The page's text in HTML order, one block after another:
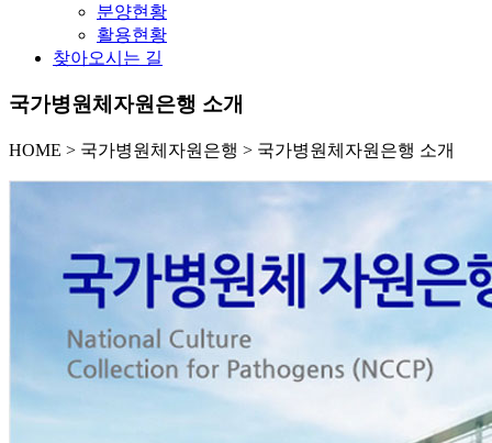
분양현황
활용현황
찾아오시는 길
국가병원체자원은행 소개
HOME > 국가병원체자원은행 > 국가병원체자원은행 소개